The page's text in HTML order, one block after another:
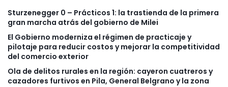
Sturzenegger 0 – Prácticos 1: la trastienda de la primera
gran marcha atrás del gobierno de Milei
El Gobierno moderniza el régimen de practicaje y
pilotaje para reducir costos y mejorar la competitividad
del comercio exterior
Ola de delitos rurales en la región: cayeron cuatreros y
cazadores furtivos en Pila, General Belgrano y la zona